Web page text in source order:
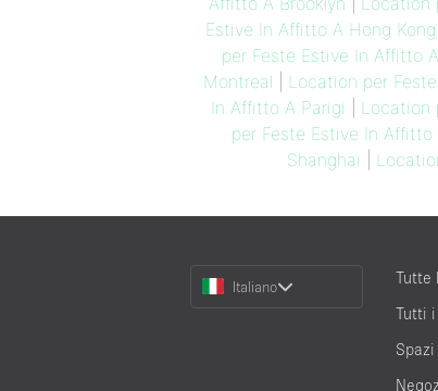
Estive In Affitto A Hong Kong
per Feste Estive In Affitto
Montreal
Location per
In Affitto A Parigi
Location
per Feste Estive In
Shanghai
Choose
Italiano
Tutte
Tutti